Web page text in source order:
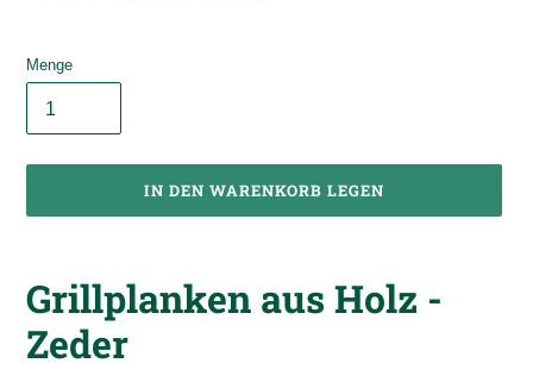
Menge
IN DEN WARENKORB LEGEN
zum
Warenkorb
hinzugefügt
Grillplanken aus Holz -
Zeder